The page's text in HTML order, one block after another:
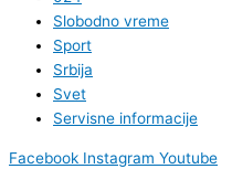
Slobodno vreme
Sport
Srbija
Svet
Servisne informacije
Facebook Instagram Youtube